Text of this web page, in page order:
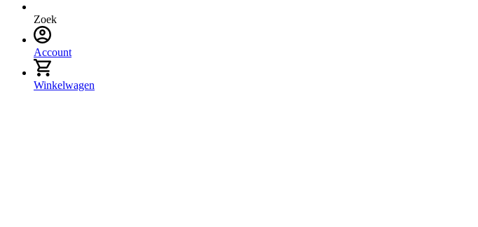
Zoek
Account
Winkelwagen